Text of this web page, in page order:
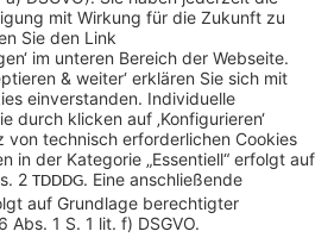
Sycor Kontakt
info@sycor.de